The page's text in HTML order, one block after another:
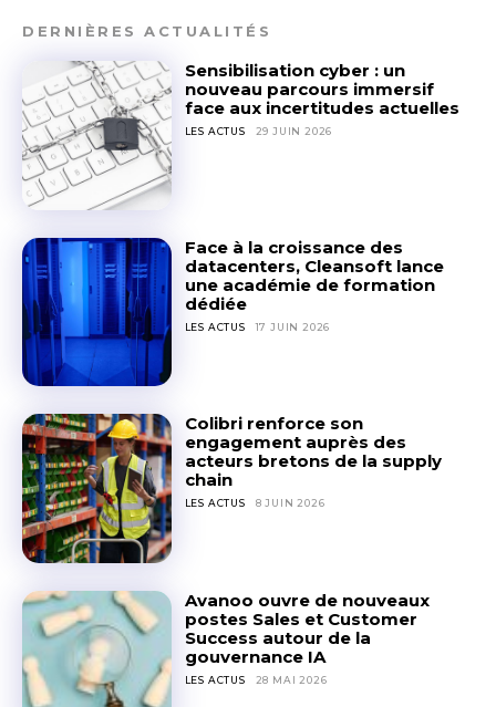
DERNIÈRES ACTUALITÉS
Sensibilisation cyber : un
nouveau parcours immersif
face aux incertitudes actuelles
LES ACTUS 29 JUIN 2026
Face à la croissance des
datacenters, Cleansoft lance
une académie de formation
dédiée
LES ACTUS 17 JUIN 2026
Colibri renforce son
engagement auprès des
acteurs bretons de la supply
chain
LES ACTUS 8 JUIN 2026
Avanoo ouvre de nouveaux
postes Sales et Customer
Success autour de la
gouvernance IA
LES ACTUS 28 MAI 2026